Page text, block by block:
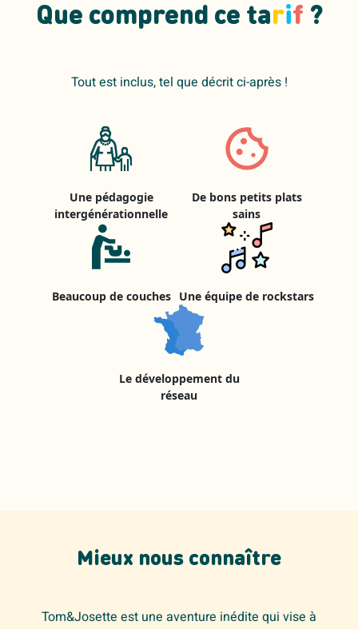
Que comprend ce tarif ?
Tout est inclus, tel que décrit ci-après !
Une pédagogie
intergénérationnelle
De bons petits plats
sains
Beaucoup de couches Une équipe de rockstars
Le développement du
réseau
Mieux nous connaître
Tom&Josette est une aventure inédite qui vise à